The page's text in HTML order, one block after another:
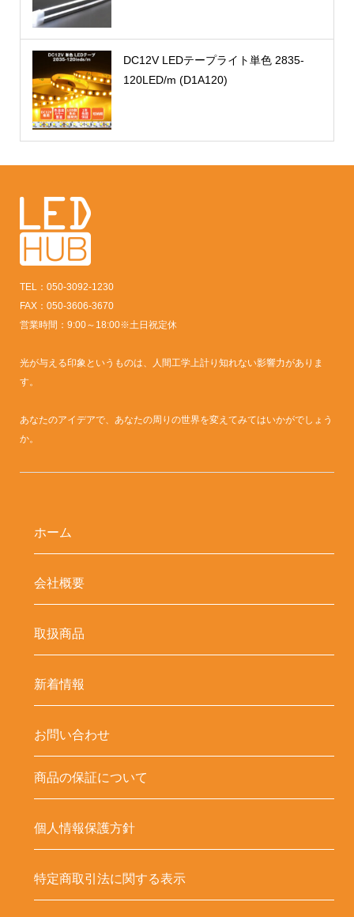
DC12V LEDテープライト単色 2835-
120LED/m (D1A120)
TEL：050-3092-1230
FAX：050-3606-3670
営業時間：9:00～18:00※土日祝定休
光が与える印象というものは、人間工学上計り知れない影響力がありま
す。
あなたのアイデアで、あなたの周りの世界を変えてみてはいかがでしょう
か。
ホーム
会社概要
取扱商品
新着情報
お問い合わせ
商品の保証について
個人情報保護方針
特定商取引法に関する表示